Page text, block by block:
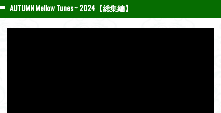
AUTUMN Mellow Tunes ~ 2024【総集編】